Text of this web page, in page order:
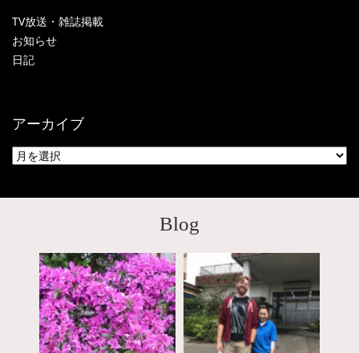
TV放送・雑誌掲載
お知らせ
日記
アーカイブ
Blog